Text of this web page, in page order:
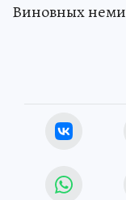
Виновных